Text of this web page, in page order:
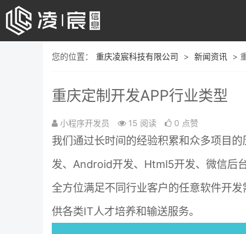
您的位置： 重庆凌宸科技有限公司 > 新闻资讯 >
重庆定制开发APP行业类型
小程序开发员 15 阅读 0 点赞
我们通过长时间的经验积累和众多项目
发、Android开发、Html5开发、微信后
全方位满足不同行业客户的任意软件开
供各类IT人才培养和输送服务。